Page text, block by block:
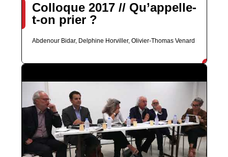
Colloque 2017 // Qu’appelle-
t-on prier ?
Abdenour Bidar, Delphine Horviller, Olivier-Thomas Venard